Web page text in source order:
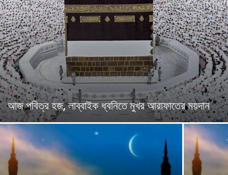
আজ পবিত্র হজ, লাব্বাইক ধ্বনিতে মুখর আরাফাতের ময়দান